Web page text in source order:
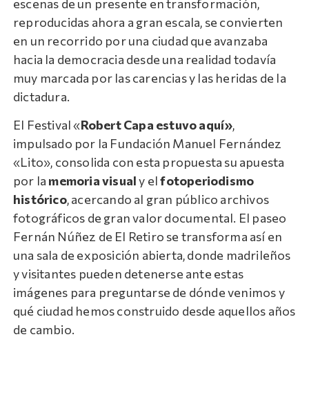
escenas de un presente en transformación,
reproducidas ahora a gran escala, se convierten
en un recorrido por una ciudad que avanzaba
hacia la democracia desde una realidad todavía
muy marcada por las carencias y las heridas de la
dictadura.
El Festival «Robert Capa estuvo aquí»,
impulsado por la Fundación Manuel Fernández
«Lito», consolida con esta propuesta su apuesta
por la memoria visualy elfotoperiodismo
histórico, acercando al gran público archivos
fotográficos de gran valor documental. El paseo
Fernán Núñez de El Retiro se transforma así en
una sala de exposición abierta, donde madrileños
y visitantes pueden detenerse ante estas
imágenes para preguntarse de dónde venimos y
qué ciudad hemos construido desde aquellos años
de cambio.